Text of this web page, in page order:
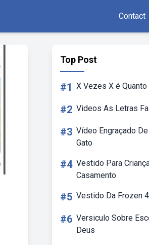
Contact
Top Post
#1 X Vezes X é Quanto
#2 Videos As Letras
#3 Vídeo Engraçado
Gato
#4 Vestido Para
Casamento
#5 Vestido Da Frozen
#6 Versiculo Sobre
Deus